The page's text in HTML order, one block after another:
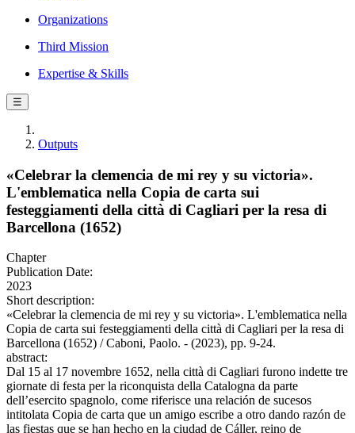
Organizations
Third Mission
Expertise & Skills
☰
Outputs
«Celebrar la clemencia de mi rey y su victoria».
L'emblematica nella Copia de carta sui
festeggiamenti della città di Cagliari per la resa di
Barcellona (1652)
Chapter
Publication Date:
2023
Short description:
«Celebrar la clemencia de mi rey y su victoria». L'emblematica nella
Copia de carta sui festeggiamenti della città di Cagliari per la resa di
Barcellona (1652) / Caboni, Paolo. - (2023), pp. 9-24.
abstract:
Dal 15 al 17 novembre 1652, nella città di Cagliari furono indette tre
giornate di festa per la riconquista della Catalogna da parte
dell’esercito spagnolo, come riferisce una relación de sucesos
intitolata Copia de carta que un amigo escribe a otro dando razón de
las fiestas que se han hecho en la ciudad de Cáller, reino de